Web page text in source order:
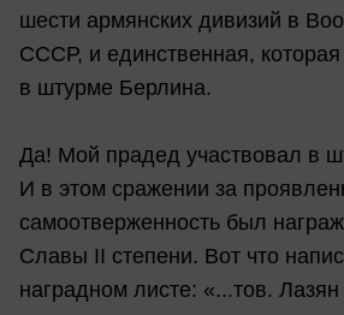
шести армянских дивизий в
СССР, и единственная,
в штурме Берлина.
Да! Мой прадед участвовал в
И в этом сражении за
самоотверженность был
Славы II степени. Вот что
наградном листе: «...тов. Лазян